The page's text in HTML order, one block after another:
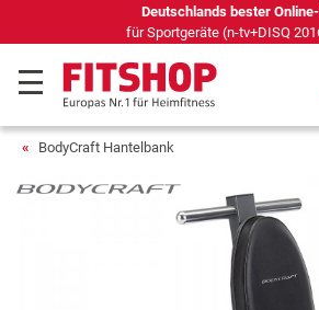
Seit 42 Jahren Ihr Experte für
BodyCraft Hantelbank